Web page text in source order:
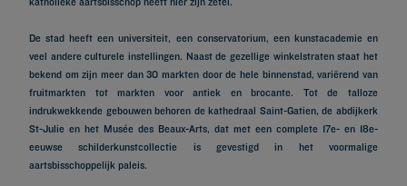
De stad heeft een universiteit, een conservatorium, een kunstacademie en
veel andere culturele instellingen. Naast de gezellige winkelstraten staat het
bekend om zijn meer dan 30 markten door de hele binnenstad, variërend van
fruitmarkten tot markten voor antiek en brocante. Tot de talloze
indrukwekkende gebouwen behoren de kathedraal Saint-Gatien, de abdijkerk
St-Julie en het Musée des Beaux-Arts, dat met een complete 17e- en 18e-
eeuwse schilderkunstcollectie is gevestigd in het voormalige
aartsbisschoppelijk paleis.